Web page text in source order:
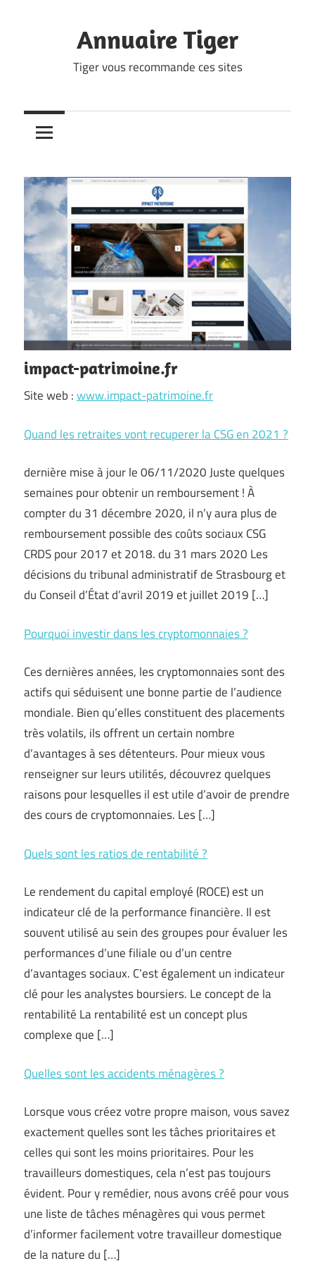
Annuaire Tiger
Tiger vous recommande ces sites
impact-patrimoine.fr
Site web :www.impact-patrimoine.fr
Quand les retraites vont recuperer la CSG en 2021 ?
dernière mise à jour le 06/11/2020 Juste quelques
semaines pour obtenir un remboursement ! À
compter du 31 décembre 2020, il n’y aura plus de
remboursement possible des coûts sociaux CSG
CRDS pour 2017 et 2018. du 31 mars 2020 Les
décisions du tribunal administratif de Strasbourg et
du Conseil d’État d’avril 2019 et juillet 2019 […]
Pourquoi investir dans les cryptomonnaies ?
Ces dernières années, les cryptomonnaies sont des
actifs qui séduisent une bonne partie de l’audience
mondiale. Bien qu’elles constituent des placements
très volatils, ils offrent un certain nombre
d’avantages à ses détenteurs. Pour mieux vous
renseigner sur leurs utilités, découvrez quelques
raisons pour lesquelles il est utile d’avoir de prendre
des cours de cryptomonnaies. Les […]
Quels sont les ratios de rentabilité ?
Le rendement du capital employé (ROCE) est un
indicateur clé de la performance financière. Il est
souvent utilisé au sein des groupes pour évaluer les
performances d’une filiale ou d’un centre
d’avantages sociaux. C’est également un indicateur
clé pour les analystes boursiers. Le concept de la
rentabilité La rentabilité est un concept plus
complexe que […]
Quelles sont les accidents ménagères ?
Lorsque vous créez votre propre maison, vous savez
exactement quelles sont les tâches prioritaires et
celles qui sont les moins prioritaires. Pour les
travailleurs domestiques, cela n’est pas toujours
évident. Pour y remédier, nous avons créé pour vous
une liste de tâches ménagères qui vous permet
d’informer facilement votre travailleur domestique
de la nature du […]